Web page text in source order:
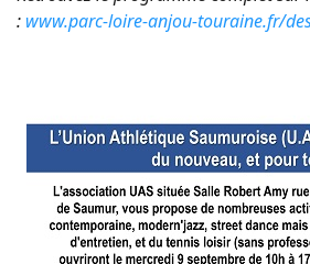
: www.parc-loire-anjou-touraine.fr/